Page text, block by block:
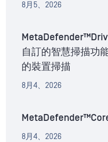
8月5、2026
自訂的智慧掃描功
的裝置掃描
8月4、2026
8月4、2026